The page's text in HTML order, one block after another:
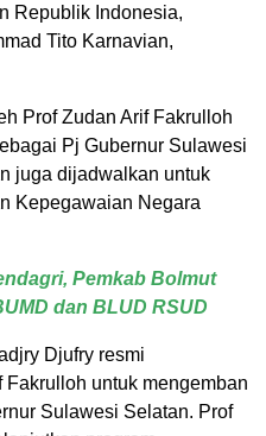
Republik Indonesia,
Tito Karnavian,
Prof Zudan Arif Fakrulloh
Pj Gubernur Sulawesi
juga dijadwalkan untuk
Kepegawaian Negara
Pemkab Bolmut
dan BLUD RSUD
Djufry resmi
untuk mengemban
Sulawesi Selatan. Prof